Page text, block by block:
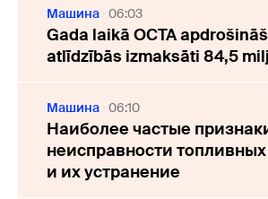
Машина 06:03
Gada laikā OCTA
atlīdzībās izmaksāti 84,5
Машина 06:10
Наиболее частые
неисправности
и их устранение